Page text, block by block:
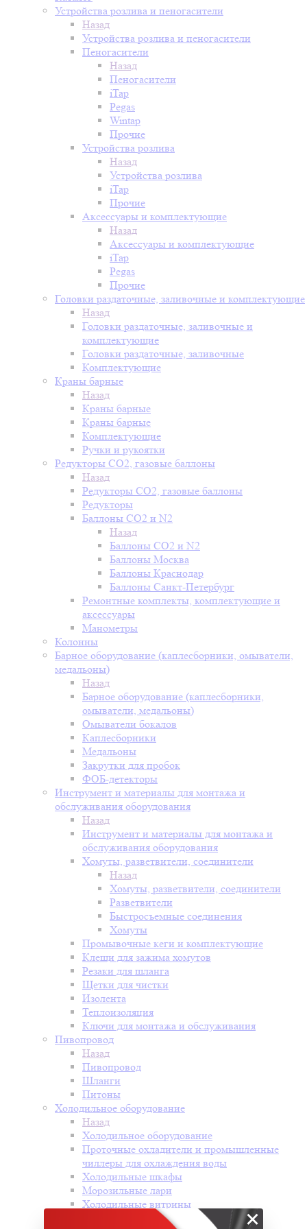
Устройства розлива и пеногасители
Назад
Устройства розлива и пеногасители
Пеногасители
Назад
Пеногасители
iTap
Pegas
Wintap
Прочие
Устройства розлива
Назад
Устройства розлива
iTap
Прочие
Аксессуары и комплектующие
Назад
Аксессуары и комплектующие
iTap
Pegas
Прочие
Головки раздаточные, заливочные и комплектующие
Назад
Головки раздаточные, заливочные и
комплектующие
Головки раздаточные, заливочные
Комплектующие
Краны барные
Назад
Краны барные
Краны барные
Комплектующие
Ручки и рукоятки
Редукторы СО2, газовые баллоны
Назад
Редукторы СО2, газовые баллоны
Редукторы
Баллоны СО2 и N2
Назад
Баллоны СО2 и N2
Баллоны Москва
Баллоны Краснодар
Баллоны Санкт-Петербург
Ремонтные комплекты, комплектующие и
аксессуары
Манометры
Колонны
Барное оборудование (каплесборники, омыватели,
медальоны)
Назад
Барное оборудование (каплесборники,
омыватели, медальоны)
Омыватели бокалов
Каплесборники
Медальоны
Закрутки для пробок
ФОБ-детекторы
Инструмент и материалы для монтажа и
обслуживания оборудования
Назад
Инструмент и материалы для монтажа и
обслуживания оборудования
Хомуты, разветвители, соединители
Назад
Хомуты, разветвители, соединители
Разветвители
Быстросъемные соединения
Хомуты
Промывочные кеги и комплектующие
Клещи для зажима хомутов
Резаки для шланга
Щетки для чистки
Изолента
Теплоизоляция
Ключи для монтажа и обслуживания
Пивопровод
Назад
Пивопровод
Шланги
Питоны
Холодильное оборудование
Назад
Холодильное оборудование
Проточные охладители и промышленные
чиллеры для охлаждения воды
Холодильные шкафы
Морозильные лари
Холодильные витрины
Моноблоки и сплит системы
×